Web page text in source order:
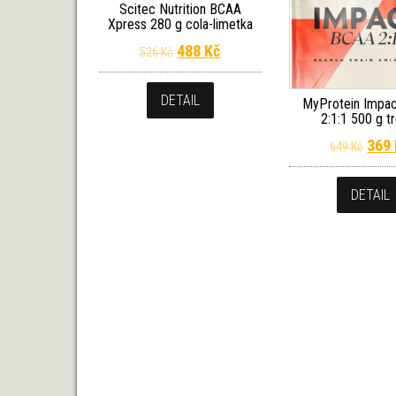
Scitec Nutrition BCAA
Xpress 280 g cola-limetka
526Kč Původní cena byla: 526 Kč.
488 KčAktuální cena je: 488 Kč.
DETAIL
MyProtein
2:1:1 500 g
649Kč 369
DETAIL